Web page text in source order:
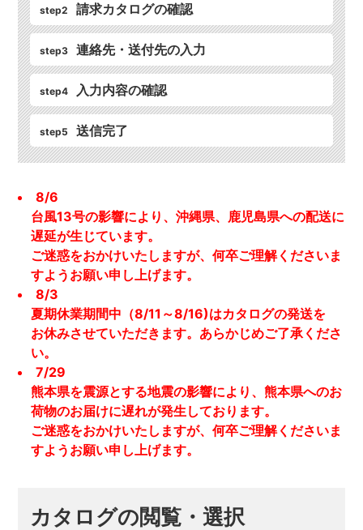
step2 請求カタログの確認
step3 連絡先・送付先の入力
step4 入力内容の確認
step5 送信完了
8/6
台風13号の影響により、沖縄県、鹿児島県への配送に
遅延が生じています。
ご迷惑をおかけいたしますが、何卒ご理解くださいま
すようお願い申し上げます。
8/3
夏期休業期間中（8/11～8/16)はカタログの発送を
お休みさせていただきます。あらかじめご了承くださ
い。
7/29
熊本県を震源とする地震の影響により、熊本県へのお
荷物のお届けに遅れが発生しております。
ご迷惑をおかけいたしますが、何卒ご理解くださいま
すようお願い申し上げます。
カタログの閲覧・選択